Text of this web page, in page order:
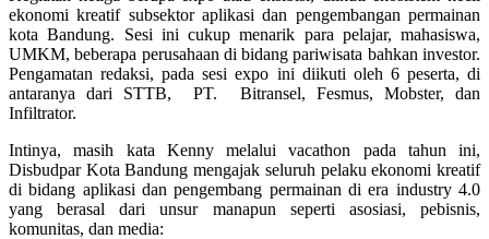
ekonomi kreatif subsektor aplikasi dan pengembangan permainan
kota Bandung. Sesi ini cukup menarik para pelajar, mahasiswa,
UMKM, beberapa perusahaan di bidang pariwisata bahkan investor.
Pengamatan redaksi, pada sesi expo ini diikuti oleh 6 peserta, di
antaranya dari STTB, PT. Bitransel, Fesmus, Mobster, dan
Infiltrator.
Intinya, masih kata Kenny melalui vacathon pada tahun ini,
Disbudpar Kota Bandung mengajak seluruh pelaku ekonomi kreatif
di bidang aplikasi dan pengembang permainan di era industry 4.0
yang berasal dari unsur manapun seperti asosiasi, pebisnis,
komunitas, dan media: